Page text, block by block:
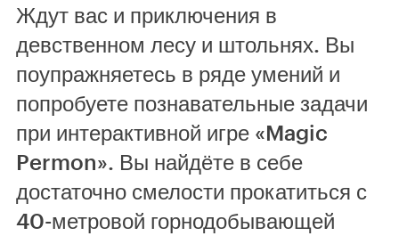
Ждут вас и приключения в
девственном лесу и штольнях. Вы
поупражняетесь в ряде умений и
попробуете познавательные задачи
при интерактивной игре «Magic
Permon». Вы найдёте в себе
достаточно смелости прокатиться с
40-метровой горнодобывающей